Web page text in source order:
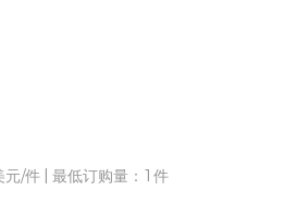
/件 | 最低订购量：1件